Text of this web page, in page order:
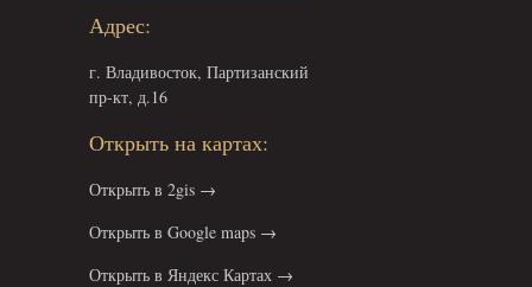
Адрес:
г. Владивосток, Партизанский
пр-кт, д.16
Открыть в 2gis →
Открыть в Google maps →
Открыть в Яндекс Картах →
Открыть на картах: